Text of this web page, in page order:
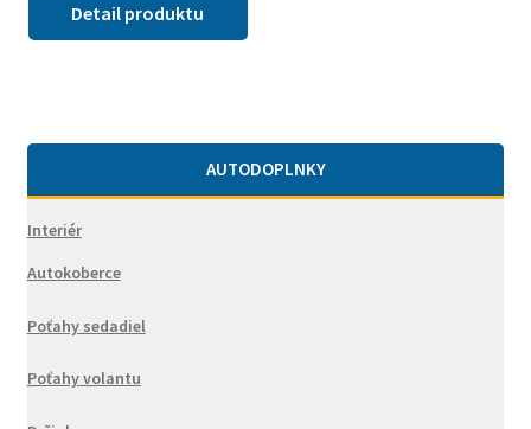
Detail produktu
AUTODOPLNKY
Interiér
Autokoberce
Poťahy sedadiel
Poťahy volantu